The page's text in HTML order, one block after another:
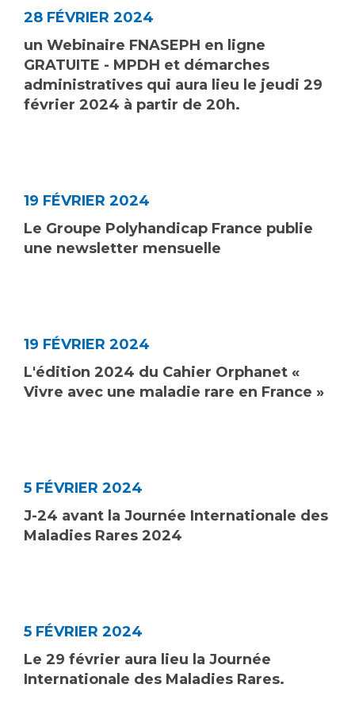
Salon des familles
Vos droits, vos devoirs
Handicap
Accueil sourds et malentendants
Charte Romain Jacob
Mouvement Parcours Handicap 13
Cancer
Maladies rares
Maternité Hôpital Nord
Vos représentants
La Commission Des Usagers (CDU)
Les Comités Locaux des Usagers
Les structures de recherche
Écoles et Instituts de Formation
Adresser un patient
Réseaux de soins
Cancérologie
Anatomie et Cytologie Pathologiques
Adresser un examen au Laboratoire d'Infectiologie
Presse / Multimédia
Fournisseurs
28 FÉVRIER 2024
un Webinaire FNASEPH en ligne
GRATUITE - MPDH et démarches
administratives qui aura lieu le jeudi 29
février 2024 à partir de 20h.
19 FÉVRIER 2024
Le Groupe Polyhandicap France publie
une newsletter mensuelle
19 FÉVRIER 2024
L'édition 2024 du Cahier Orphanet «
Vivre avec une maladie rare en France »
5 FÉVRIER 2024
J-24 avant la Journée Internationale des
Maladies Rares 2024
5 FÉVRIER 2024
Le 29 février aura lieu la Journée
Internationale des Maladies Rares.